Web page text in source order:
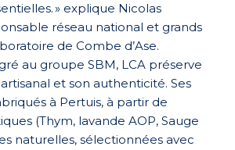
» explique Nicolas
réseau national et grands
de Combe d’Ase.
au groupe SBM, LCA préserve
et son authenticité. Ses
à Pertuis, à partir de
(Thym, lavande AOP, Sauge
naturelles, sélectionnées avec